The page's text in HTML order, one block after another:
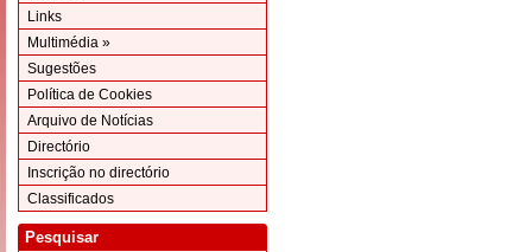
Links
Multimédia »
Sugestões
Política de Cookies
Arquivo de Notícias
Directório
Inscrição no directório
Classificados
Pesquisar